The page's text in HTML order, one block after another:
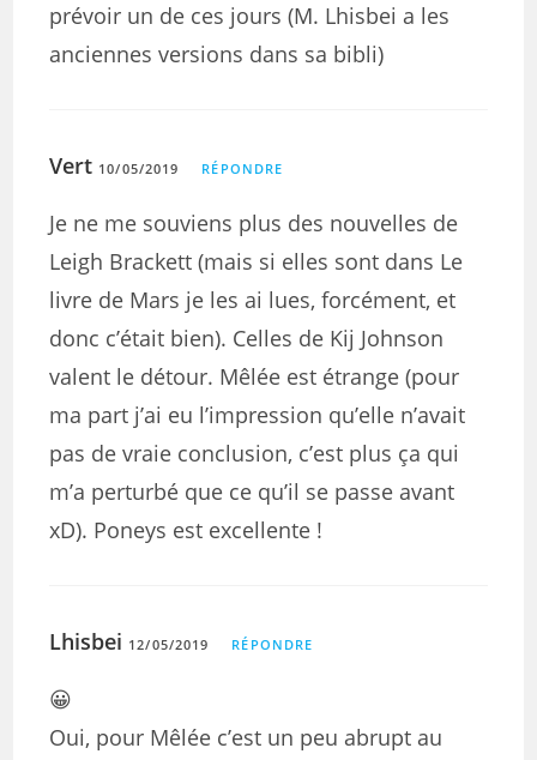
prévoir un de ces jours (M. Lhisbei a les
anciennes versions dans sa bibli)
Vert 10/05/2019 RÉPONDRE
Je ne me souviens plus des nouvelles de
Leigh Brackett (mais si elles sont dans Le
livre de Mars je les ai lues, forcément, et
donc c’était bien). Celles de Kij Johnson
valent le détour. Mêlée est étrange (pour
ma part j’ai eu l’impression qu’elle n’avait
pas de vraie conclusion, c’est plus ça qui
m’a perturbé que ce qu’il se passe avant
xD). Poneys est excellente !
Lhisbei 12/05/2019 RÉPONDRE
😀
Oui, pour Mêlée c’est un peu abrupt au